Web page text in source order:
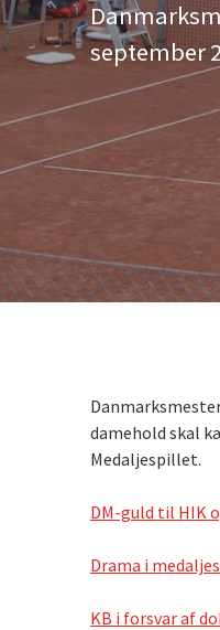
september
damehold skal
Medaljespillet.
DM-guld til HIK
Drama i
KB i forsvar af